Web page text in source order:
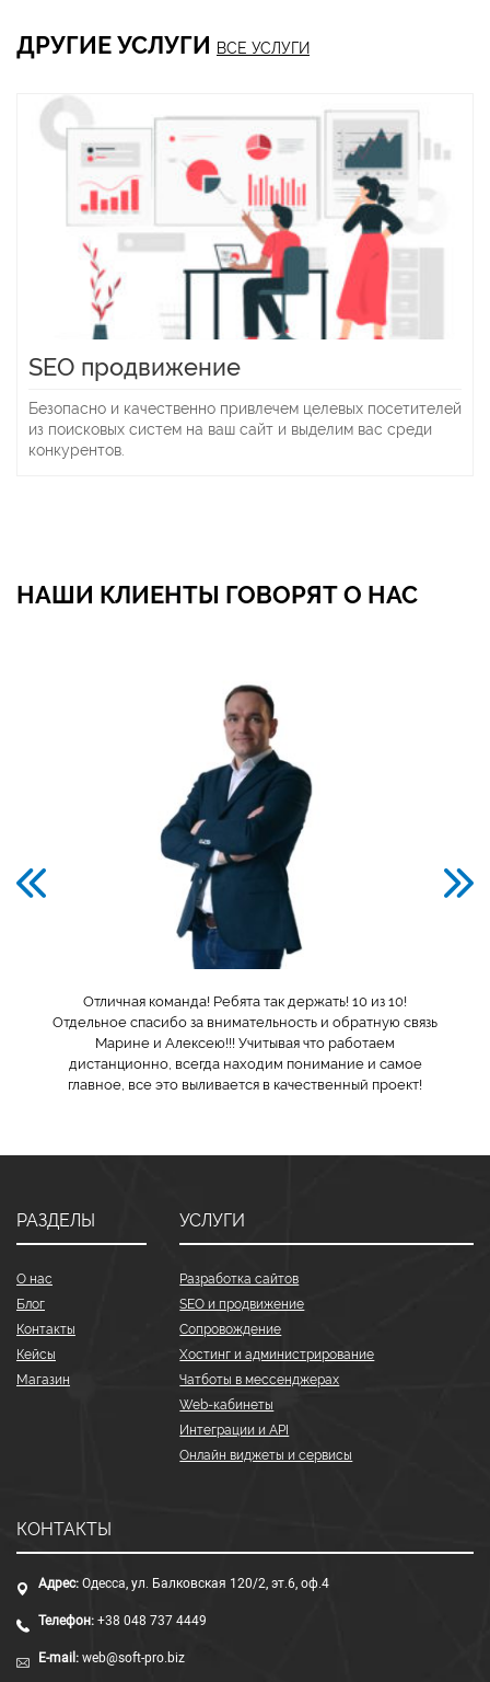
ДРУГИЕ УСЛУГИ ВСЕ УСЛУГИ
SEO продвижение
Безопасно и качественно привлечем целевых посетителей
из поисковых систем на ваш сайт и выделим вас среди
конкурентов.
НАШИ КЛИЕНТЫ ГОВОРЯТ О НАС
Отличная команда! Ребята так держать! 10 из 10!
Отдельное спасибо за внимательность и обратную связь
Марине и Алексею!!! Учитывая что работаем
дистанционно, всегда находим понимание и самое
главное, все это выливается в качественный проект!
РАЗДЕЛЫ
О нас
Блог
Контакты
Кейсы
Магазин
УСЛУГИ
Разработка сайтов
SEO и продвижение
Сопровождение
Хостинг и администрирование
Чатботы в мессенджерах
Web-кабинеты
Интеграции и API
Онлайн виджеты и сервисы
КОНТАКТЫ
Адрес: Одесса, ул. Балковская 120/2, эт.6, оф.4
Телефон: +38 048 737 4449
E-mail: web@soft-pro.biz